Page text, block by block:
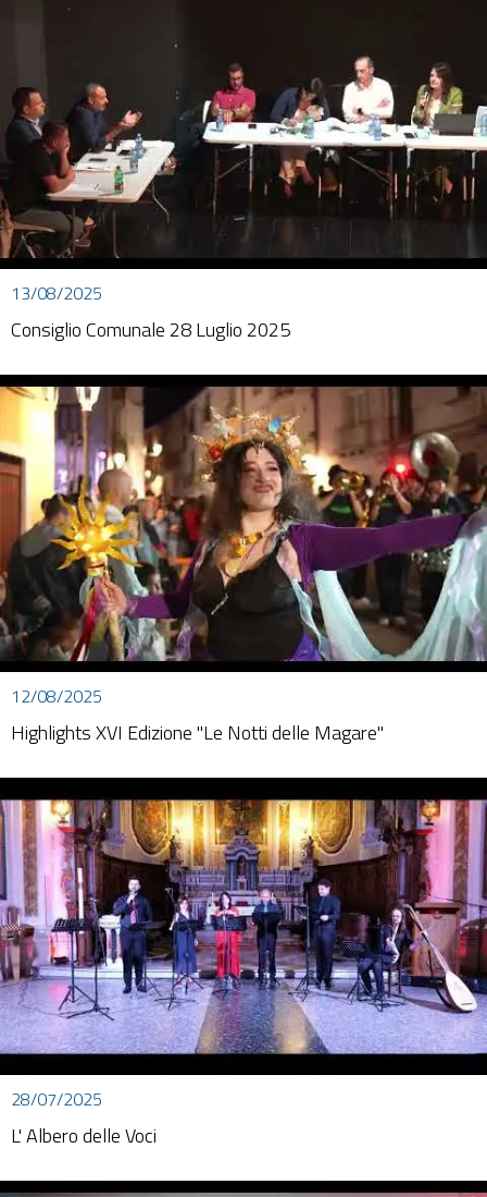
13/08/2025
Consiglio Comunale 28 Luglio 2025
12/08/2025
Highlights XVI Edizione "Le Notti delle Magare"
28/07/2025
L' Albero delle Voci